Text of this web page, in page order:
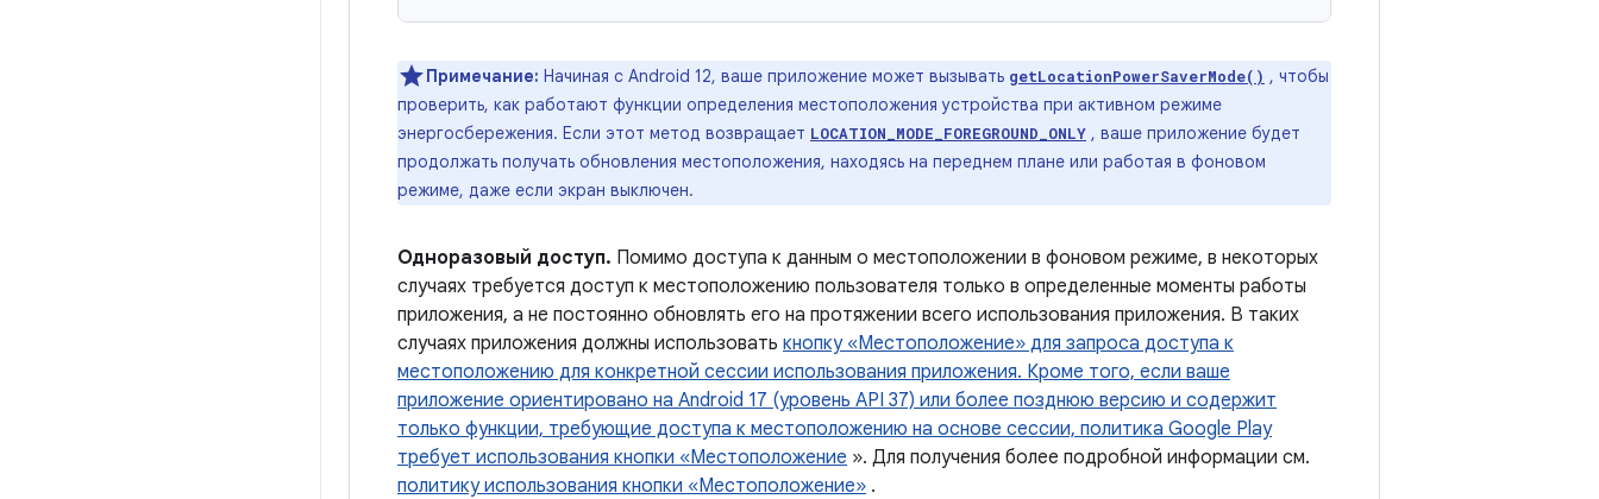
Примечание: Начиная с Android 12, ваше приложение может вызывать getLocationPowerSaverMode() , чтобы
проверить, как работают функции определения местоположения устройства при активном режиме
энергосбережения. Если этот метод возвращает LOCATION_MODE_FOREGROUND_ONLY , ваше приложение будет
продолжать получать обновления местоположения, находясь на переднем плане или работая в фоновом
режиме, даже если экран выключен.
Одноразовый доступ. Помимо доступа к данным о местоположении в фоновом режиме, в некоторых
случаях требуется доступ к местоположению пользователя только в определенные моменты работы
приложения, а не постоянно обновлять его на протяжении всего использования приложения. В таких
случаях приложения должны использовать кнопку «Местоположение» для запроса доступа к
местоположению для конкретной сессии использования приложения. Кроме того, если ваше
приложение ориентировано на Android 17 (уровень API 37) или более позднюю версию и содержит
только функции, требующие доступа к местоположению на основе сессии, политика Google Play
требует использования кнопки «Местоположение ». Для получения более подробной информации см.
политику использования кнопки «Местоположение» .